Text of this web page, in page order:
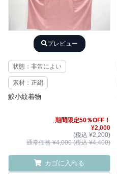
プレビュー
状態：非常によい
素材：正絹
鮫小紋着物
期間限定50％OFF！
¥2,000
(税込 ¥2,200)
通常価格 ¥4,000 (税込 ¥4,400)
カゴに入れる